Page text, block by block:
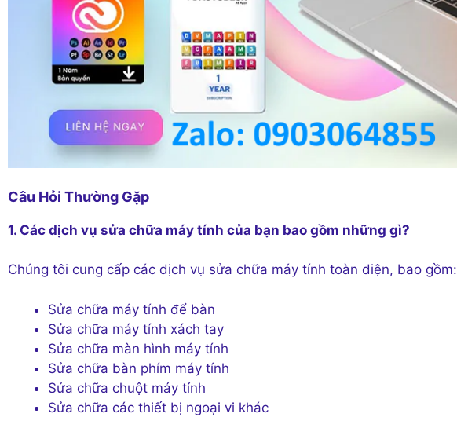
Câu Hỏi Thường Gặp
1. Các dịch vụ sửa chữa máy tính của bạn bao gồm những gì?
Chúng tôi cung cấp các dịch vụ sửa chữa máy tính toàn diện, bao gồm:
Sửa chữa máy tính để bàn
Sửa chữa máy tính xách tay
Sửa chữa màn hình máy tính
Sửa chữa bàn phím máy tính
Sửa chữa chuột máy tính
Sửa chữa các thiết bị ngoại vi khác